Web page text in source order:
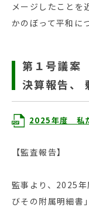
メージしたことを
かのぼって平和に
第１号議案
決算報告、
2025年度 私
【監査報告】
監事より、2025
びその附属明細書